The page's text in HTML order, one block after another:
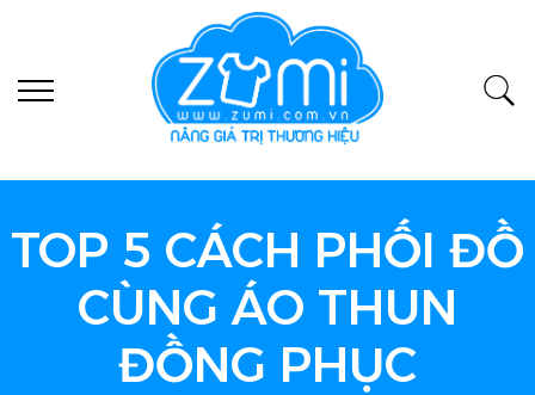
TOP 5 CÁCH PHỐI ĐỒ
CÙNG ÁO THUN
ĐỒNG PHỤC